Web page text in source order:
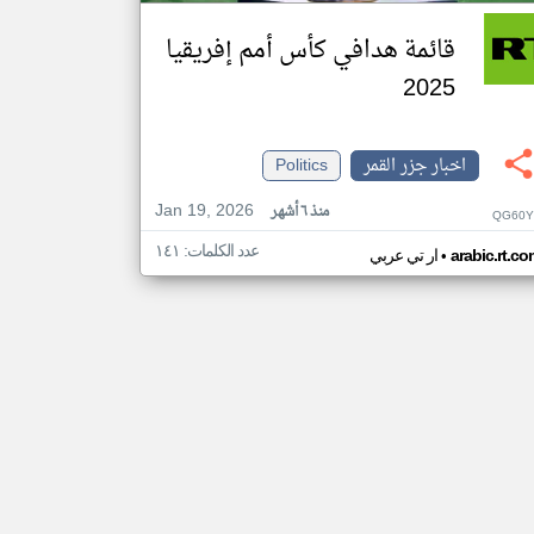
قائمة هدافي كأس أمم إفريقيا
2025
اخبار جزر القمر
Politics
Jan 19, 2026
منذ ٦ أشهر
ار تي عربي• عدد الكلمات: ١٤١